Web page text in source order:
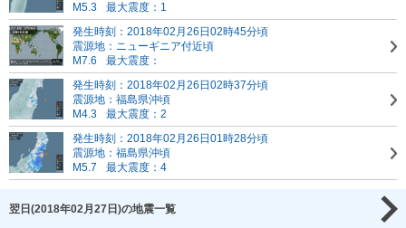
M5.3
最大震度：1
発生時刻：2018年02月26日02時45分頃
震源地：ニューギニア付近頃
M7.6
最大震度：
発生時刻：2018年02月26日02時37分頃
震源地：福島県沖頃
M4.3
最大震度：2
発生時刻：2018年02月26日01時28分頃
震源地：福島県沖頃
M5.7
最大震度：4
翌日(2018年02月27日)の地震一覧